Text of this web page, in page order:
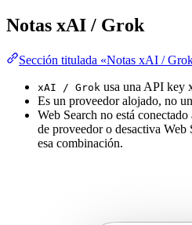
Notas xAI / Grok
Sección titulada «Notas xAI /
xAI / Grok usa una API key
Es un proveedor alojado, no
Web Search no está
de proveedor o desactiva Web
esa combinación.